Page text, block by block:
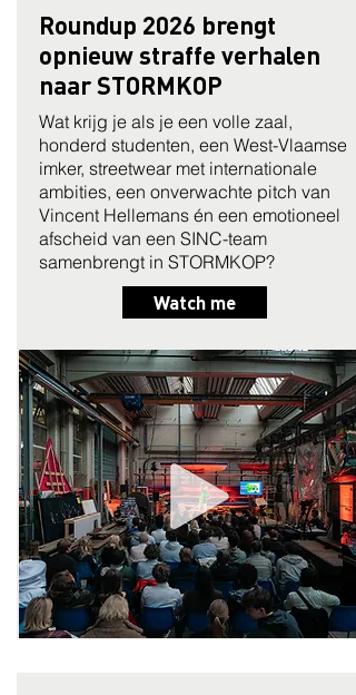
Roundup 2026 brengt
opnieuw straffe verhalen
naar STORMKOP
Wat krijg je als je een volle zaal,
honderd studenten, een West-Vlaamse
imker, streetwear met internationale
ambities, een onverwachte pitch van
Vincent Hellemans én een emotioneel
afscheid van een SINC-team
samenbrengt in STORMKOP?
Watch me